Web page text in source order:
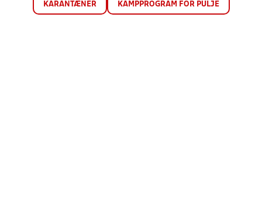
KARANTÆNER KAMPPROGRAM FOR PULJE